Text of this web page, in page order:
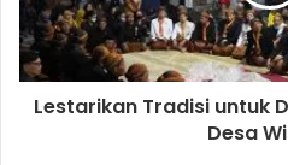
Lestarikan Tradisi untuk
Desa